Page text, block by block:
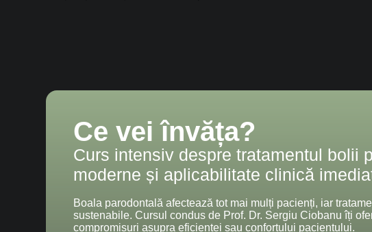
Ce vei învăța?
Curs intensiv despre tratamentul bolii
moderne și aplicabilitate clinică
Boala parodontală afectează tot mai mulți pacienți, iar
sustenabile. Cursul condus de Prof. Dr. Sergiu Ciobanu îți
compromisuri asupra eficienței sau confortului pacientului.